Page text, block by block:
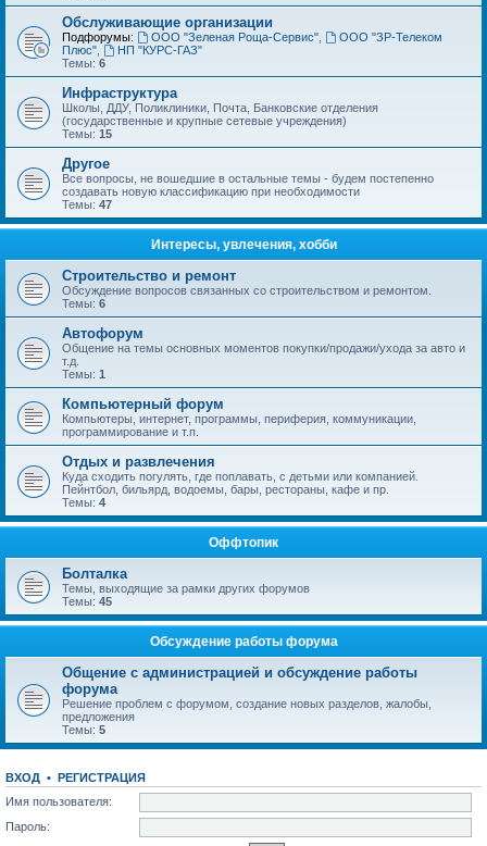
Обслуживающие организации
Подфорумы: ООО "Зеленая Роща-Сервис",
ООО "ЗР-Телеком
Плюс"
НП "КУРС-ГАЗ"
Темы: 6
Инфраструктура
Школы, ДДУ, Поликлиники, Почта, Банковские отделения
(государственные и крупные сетевые учреждения)
Темы: 15
Другое
Все вопросы, не вошедшие в остальные темы - будем постепенно
создавать новую классификацию при необходимости
Темы: 47
Интересы, увлечения, хобби
Строительство и ремонт
Обсуждение вопросов связанных со строительством и ремонтом.
Темы: 6
Автофорум
Общение на темы основных моментов покупки/продажи/ухода за авто и
т.д.
Темы: 1
Компьютерный форум
Компьютеры, интернет, программы, периферия, коммуникации,
программирование и т.п.
Отдых и развлечения
Куда сходить погулять, где поплавать, с детьми или компанией.
Пейнтбол, бильярд, водоемы, бары, рестораны, кафе и пр.
Темы: 4
Оффтопик
Болталка
Темы, выходящие за рамки других форумов
Темы: 45
Обсуждение работы форума
Общение с администрацией и обсуждение работы
форума
Решение проблем с форумом, создание новых разделов, жалобы,
предложения
Темы: 5
ВХОД • РЕГИСТРАЦИЯ
Имя пользователя:
Пароль: